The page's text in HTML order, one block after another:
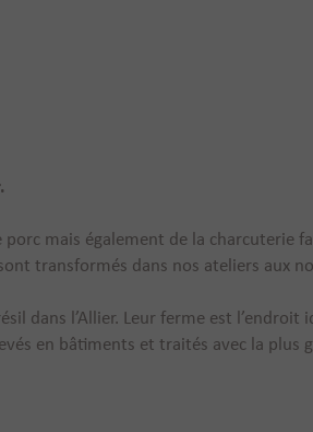
mais également de la charcuterie
transformés dans nos ateliers aux
dans l’Allier. Leur ferme est
en bâtiments et traités avec la plus